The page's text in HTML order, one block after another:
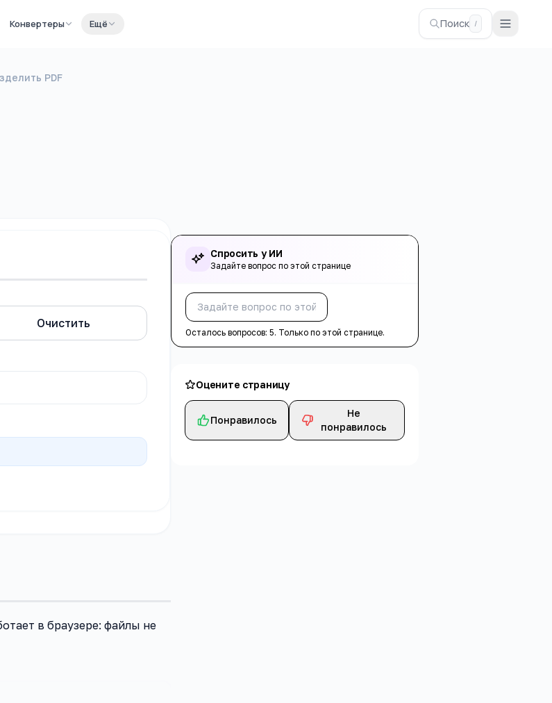
Конвертеры Ещё Поиск /
PDF
Очистить
в браузере: файлы не
Спросить у ИИ
Задайте вопрос по этой странице
Осталось вопросов:5. Только по этой странице.
Оцените страницу
Понравилось
Не
понравилось